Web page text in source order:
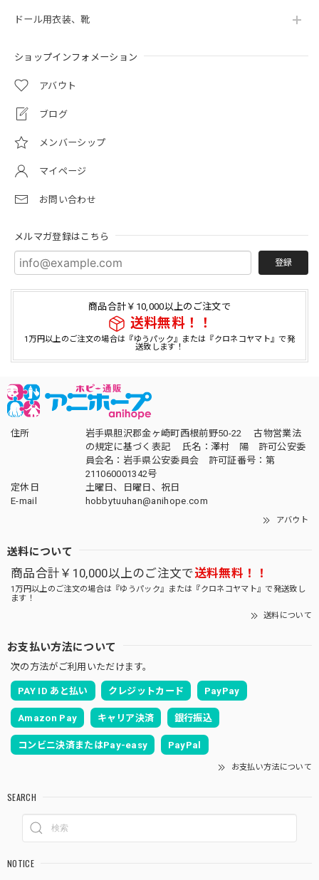
ドール用衣装、靴
ショップインフォメーション
アバウト
ブログ
メンバーシップ
マイページ
お問い合わせ
メルマガ登録はこちら
登録
商品合計￥10,000以上のご注文で
送料無料！！
1万円以上のご注文の場合は『ゆうパック』または『クロネコヤマト』で発
送致します！
住所
岩手県胆沢郡金ヶ崎町西根前野50-22 古物営業法
の規定に基づく表記 氏名：澤村 陽 許可公安委
員会名：岩手県公安委員会 許可証番号：第
211060001342号
定休日
土曜日、日曜日、祝日
E-mail
hobbytuuhan@anihope.com
アバウト
送料について
商品合計￥10,000以上のご注文で送料無料！！
1万円以上のご注文の場合は『ゆうパック』または『クロネコヤマト』で発送致し
ます！
送料について
お支払い方法について
次の方法がご利用いただけます。
PAY ID あと払い クレジットカード PayPay
Amazon Pay キャリア決済 銀行振込
コンビニ決済またはPay-easy PayPal
お支払い方法について
SEARCH
NOTICE